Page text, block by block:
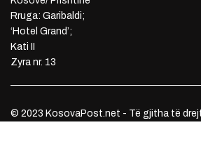
Rruga: Garibaldi;
‘Hotel Grand’;
Kati II
Zyra nr. 13
© 2023 KosovaPost.net - Të gjitha të